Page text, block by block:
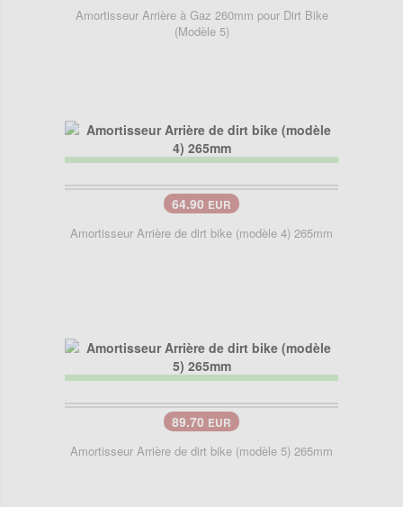
Amortisseur Arrière à Gaz 260mm pour Dirt Bike
(Modèle 5)
64.90 EUR
Amortisseur Arrière de dirt bike (modèle 4) 265mm
89.70 EUR
Amortisseur Arrière de dirt bike (modèle 5) 265mm